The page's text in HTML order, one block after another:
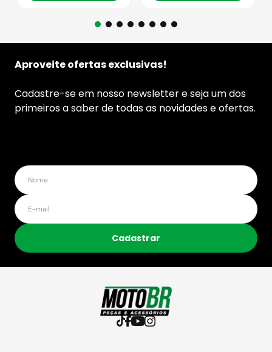
Aproveite ofertas exclusivas!
Cadastre-se em nosso newsletter e seja um dos
primeiros a saber de todas as novidades e ofertas.
Cadastrar